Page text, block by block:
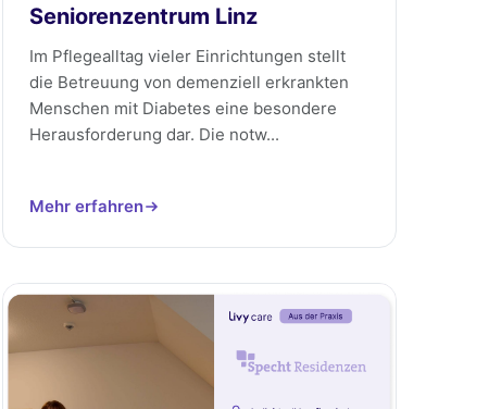
Seniorenzentrum Linz
Im Pflegealltag vieler Einrichtungen stellt
die Betreuung von demenziell erkrankten
Menschen mit Diabetes eine besondere
Herausforderung dar. Die notw...
Mehr erfahren